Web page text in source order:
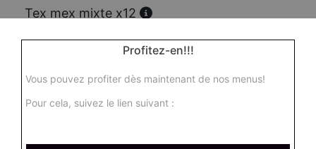
Tex mex mixte x12
13.00€
Mozzarella sticks x6
6.95 €
Profitez-en!!!
Vous pouvez profiter dès maintenant de nos menus!
Pour cela, suivez le lien suivant :